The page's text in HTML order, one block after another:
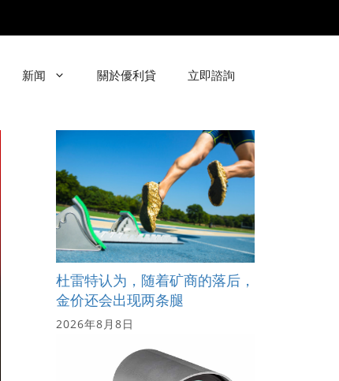
新闻 關於優利貸 立即諮詢
杜雷特认为，随着矿商的落后，
金价还会出现两条腿
2026年8月8日